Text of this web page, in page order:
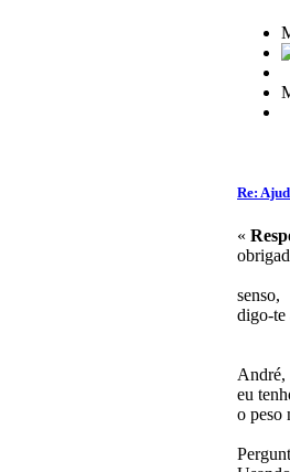
Re:
«
senso,
digo-te
André,
eu
o peso